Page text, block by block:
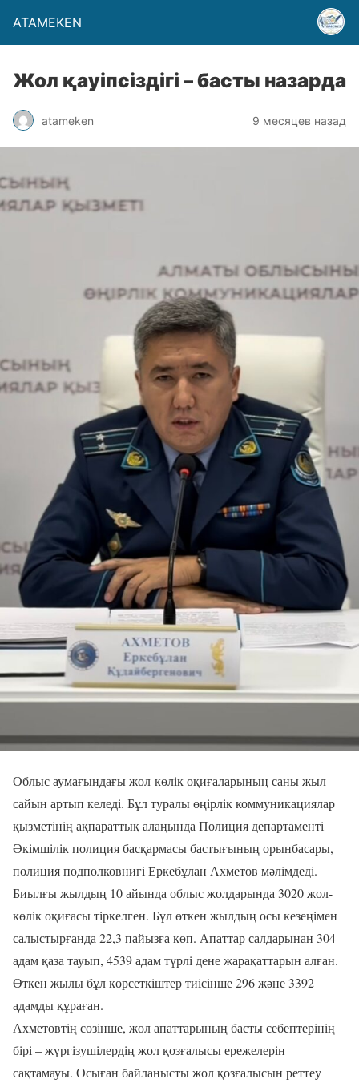
ATAMEKEN
Жол қауіпсіздігі – басты назарда
atameken 9 месяцев назад
Облыс аумағындағы жол-көлік оқиғаларының саны жыл
сайын артып келеді. Бұл туралы өңірлік коммуникациялар
қызметінің ақпараттық алаңында Полиция департаменті
Әкімшілік полиция басқармасы бастығының орынбасары,
полиция подполковнигі Еркебұлан Ахметов мәлімдеді.
Биылғы жылдың 10 айында облыс жолдарында 3020 жол-
көлік оқиғасы тіркелген. Бұл өткен жылдың осы кезеңімен
салыстырғанда 22,3 пайызға көп. Апаттар салдарынан 304
адам қаза тауып, 4539 адам түрлі дене жарақаттарын алған.
Өткен жылы бұл көрсеткіштер тиісінше 296 және 3392
адамды құраған.
Ахметовтің сөзінше, жол апаттарының басты себептерінің
бірі – жүргізушілердің жол қозғалысы ережелерін
сақтамауы. Осыған байланысты жол қозғалысын реттеу